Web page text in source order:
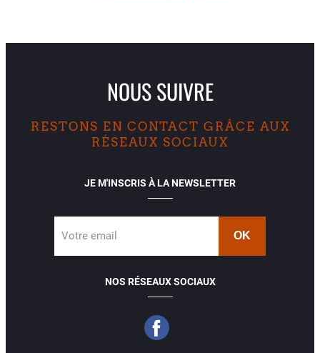
NOUS SUIVRE
RESTONS EN CONTACT GRÂCE AUX
RÉSEAUX SOCIAUX
JE M'INSCRIS À LA NEWSLETTER
Votre email
NOS RÉSEAUX SOCIAUX